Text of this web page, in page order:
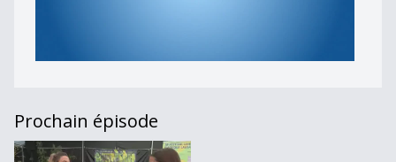
Prochain épisode
Journal du 15 août 2024